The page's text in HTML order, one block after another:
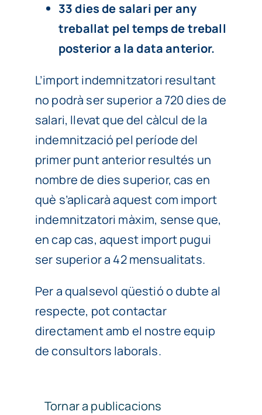
33 dies de salari per any
treballat pel temps de treball
posterior a la data anterior.
L’import indemnitzatori resultant
no podrà ser superior a 720 dies de
salari, llevat que del càlcul de la
indemnització pel període del
primer punt anterior resultés un
nombre de dies superior, cas en
què s’aplicarà aquest com import
indemnitzatori màxim, sense que,
en cap cas, aquest import pugui
ser superior a 42 mensualitats.
Per a qualsevol qüestió o dubte al
respecte, pot contactar
directament amb el nostre equip
de consultors laborals.
Tornar a publicacions